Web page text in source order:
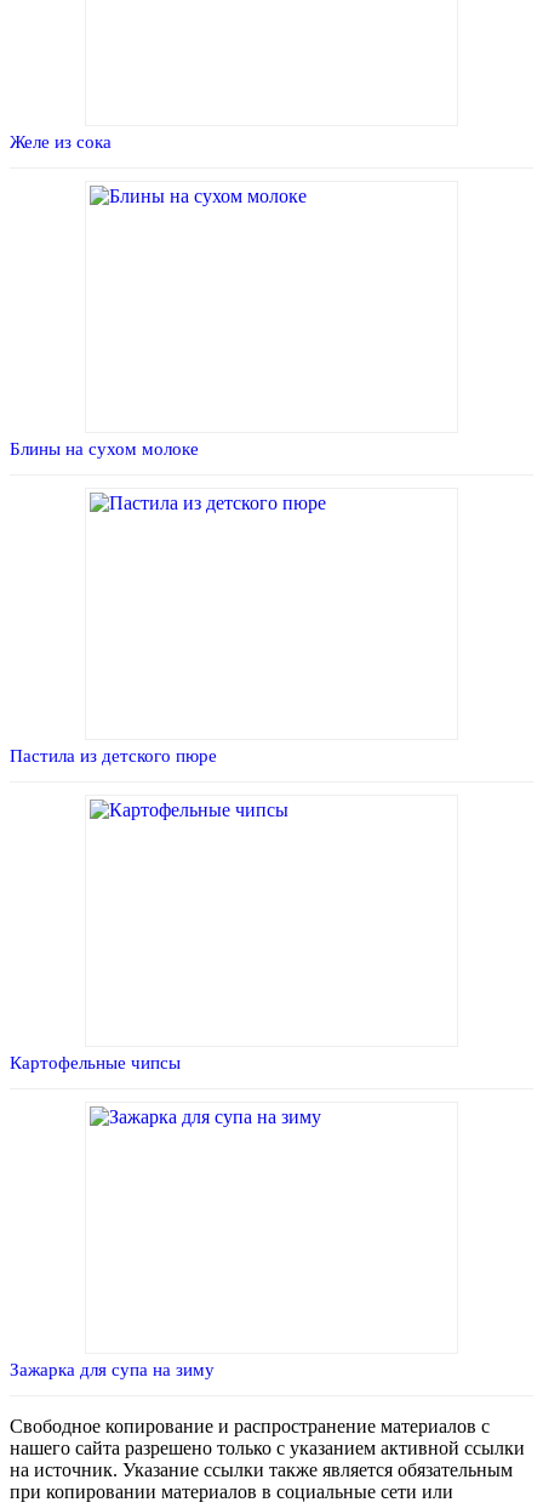
Желе из сока
Блины на сухом молоке
Пастила из детского пюре
Картофельные чипсы
Зажарка для супа на зиму
Свободное копирование и распространение материалов с
нашего сайта разрешено только с указанием активной ссылки
на источник. Указание ссылки также является обязательным
при копировании материалов в социальные сети или